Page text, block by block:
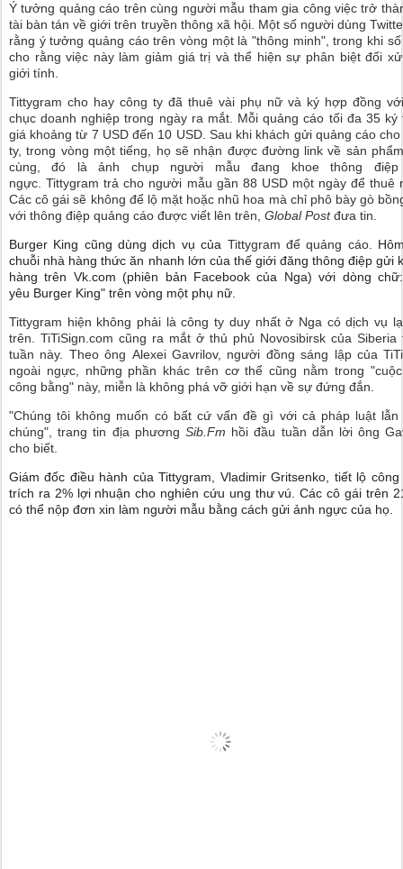
Ý tưởng quảng cáo trên cùng người mẫu tham gia công việc trở
tài bàn tán về giới trên truyền thông xã hội. Một số người dùng
rằng ý tưởng quảng cáo trên vòng một là "thông minh", trong khi
cho rằng việc này làm giảm giá trị và thể hiện sự phân biệt đối
giới tính.
Tittygram cho hay công ty đã thuê vài phụ nữ và ký hợp đồng
chục doanh nghiệp trong ngày ra mắt. Mỗi quảng cáo tối đa 35 ký
giá khoảng từ 7 USD đến 10 USD. Sau khi khách gửi quảng cáo
ty, trong vòng một tiếng, họ sẽ nhận được đường link về sản
cùng, đó là ảnh chụp người mẫu đang khoe thông điệp
ngực.Tittygram trả cho người mẫu gần 88 USD một ngày để thuê
Các cô gái sẽ không để lộ mặt hoặc nhũ hoa mà chỉ phô bày gò
với thông điệp quảng cáo được viết lên trên, Global Postđưa tin.
Burger King cũng dùng dịch vụ của Tittygram để quảng cáo.
chuỗi nhà hàng thức ăn nhanh lớn của thế giớiđăng thông điệp gửi
hàng trên Vk.com (phiên bản Facebook của Nga) với dòng
yêu Burger King" trên vòng một phụ nữ.
Tittygram hiện không phải là công ty duy nhất ở Nga có dịch vụ
trên.TiTiSign.com cũng ra mắt ở thủ phủ Novosibirsk của Siberia
tuần này. Theo ông Alexei Gavrilov, người đồng sáng lập của
ngoài ngực, những phần khác trên cơ thể cũng nằm trong
công bằng" này, miễn là không phá vỡ giới hạn về sự đứng đắn.
"Chúng tôi không muốn có bất cứ vấn đề gì với cả pháp luật lẫn
chúng", trang tin địa phươngSib.Fm hồi đầu tuần dẫn lời ông
cho biết.
Giám đốc điều hành củaTittygram, Vladimir Gritsenko, tiết lộ
trích ra 2% lợi nhuận cho nghiên cứu ung thư vú. Các cô gái trên
có thể nộp đơn xin làm người mẫu bằng cách gửi ảnh ngực của họ.